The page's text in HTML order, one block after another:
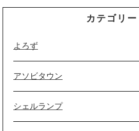
カテゴリー
よろず
アソビタウン
シェルランプ